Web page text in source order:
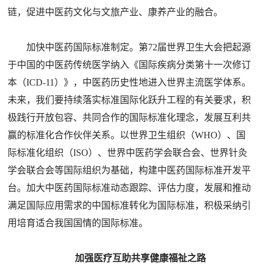
链，促进中医药文化与文旅产业、康养产业的融合。
加快中医药国际标准制定。第72届世界卫生大会把起源
于中国的中医药传统医学纳入《国际疾病分类第十一次修订
本（ICD-11）》，中医药历史性地进入世界主流医学体系。
未来，我们要持续落实标准国际化跃升工程的有关要求，积
极践行开放包容、共同合作的国际标准化理念，发展互利共
赢的标准化合作伙伴关系。以世界卫生组织（WHO）、国
际标准化组织（ISO）、世界中医药学会联合会、世界针灸
学会联合会等国际组织为基础，构建中医药国际标准开发平
台。加大中医药国际标准动态跟踪、评估力度，发展和推动
满足国际应用需求的中国标准转化为国际标准，积极采纳引
用培育适合我国国情的国际标准。
加强医疗互助共享健康福祉之路